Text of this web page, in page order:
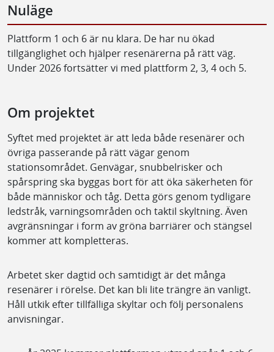
Nuläge
Plattform 1 och 6 är nu klara. De har nu ökad
tillgänglighet och hjälper resenärerna på rätt väg.
Under 2026 fortsätter vi med plattform 2, 3, 4 och 5.
Om projektet
Syftet med projektet är att leda både resenärer och
övriga passerande på rätt vägar genom
stationsområdet. Genvägar, snubbelrisker och
spårspring ska byggas bort för att öka säkerheten för
både människor och tåg. Detta görs genom tydligare
ledstråk, varningsområden och taktil skyltning. Även
avgränsningar i form av gröna barriärer och stängsel
kommer att kompletteras.
Arbetet sker dagtid och samtidigt är det många
resenärer i rörelse. Det kan bli lite trängre än vanligt.
Håll utkik efter tillfälliga skyltar och följ personalens
anvisningar.